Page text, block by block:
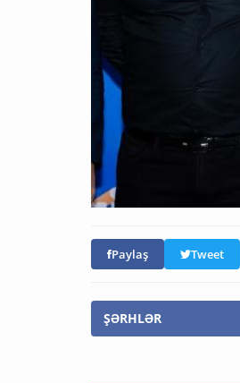
Paylaş Tweet
ŞƏRHLƏR